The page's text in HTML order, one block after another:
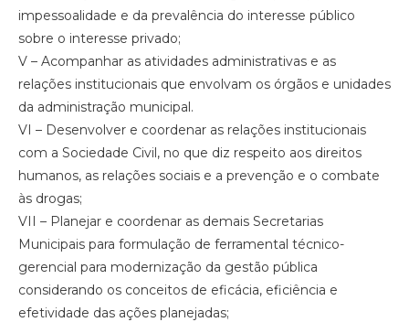
impessoalidade e da prevalência do interesse público
sobre o interesse privado;
V – Acompanhar as atividades administrativas e as
relações institucionais que envolvam os órgãos e unidades
da administração municipal.
VI – Desenvolver e coordenar as relações institucionais
com a Sociedade Civil, no que diz respeito aos direitos
humanos, as relações sociais e a prevenção e o combate
às drogas;
VII – Planejar e coordenar as demais Secretarias
Municipais para formulação de ferramental técnico-
gerencial para modernização da gestão pública
considerando os conceitos de eficácia, eficiência e
efetividade das ações planejadas;